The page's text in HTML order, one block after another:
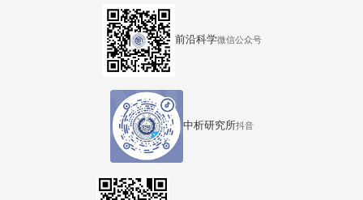
前沿科学微信公众号
中析研究所抖音